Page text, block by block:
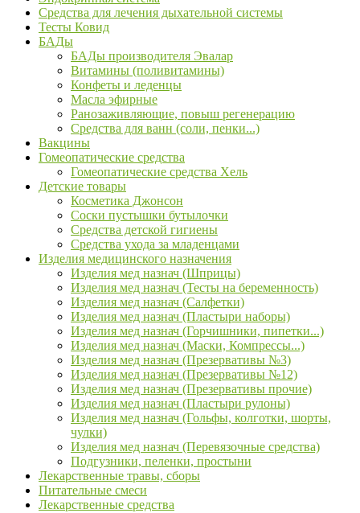
Средства для лечения дыхательной системы
Тесты Ковид
БАДы
БАДы производителя Эвалар
Витамины (поливитамины)
Конфеты и леденцы
Масла эфирные
Ранозаживляющие, повыш регенерацию
Средства для ванн (соли, пенки...)
Вакцины
Гомеопатические средства
Гомеопатические средства Хель
Детские товары
Косметика Джонсон
Соски пустышки бутылочки
Средства детской гигиены
Средства ухода за младенцами
Изделия медицинского назначения
Изделия мед назнач (Шприцы)
Изделия мед назнач (Тесты на беременность)
Изделия мед назнач (Салфетки)
Изделия мед назнач (Пластыри наборы)
Изделия мед назнач (Горчишники, пипетки...)
Изделия мед назнач (Маски, Компрессы...)
Изделия мед назнач (Презервативы №3)
Изделия мед назнач (Презервативы №12)
Изделия мед назнач (Презервативы прочие)
Изделия мед назнач (Пластыри рулоны)
Изделия мед назнач (Гольфы, колготки, шорты,
чулки)
Изделия мед назнач (Перевязочные средства)
Подгузники, пеленки, простыни
Лекарственные травы, сборы
Питательные смеси
Лекарственные средства